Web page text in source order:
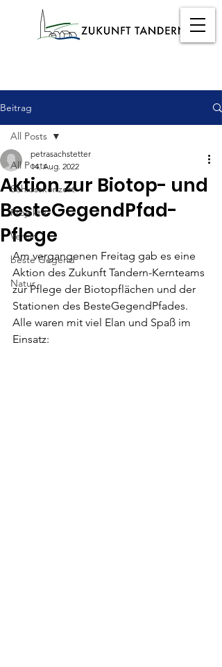
Beitrag
All Posts
Schlosskonzert
Projekte
Verein
beste Gegend
Natur
All Posts
Aktion zur Biotop- und
BesteGegendPfad-
Pflege
petrasachstetter
14. Aug. 2022
Am vergangenen Freitag gab es eine
Aktion des Zukunft Tandern-Kernteams
zur Pflege der Biotopflächen und der
Stationen des BesteGegendPfades.
Alle waren mit viel Elan und Spaß im
Einsatz: